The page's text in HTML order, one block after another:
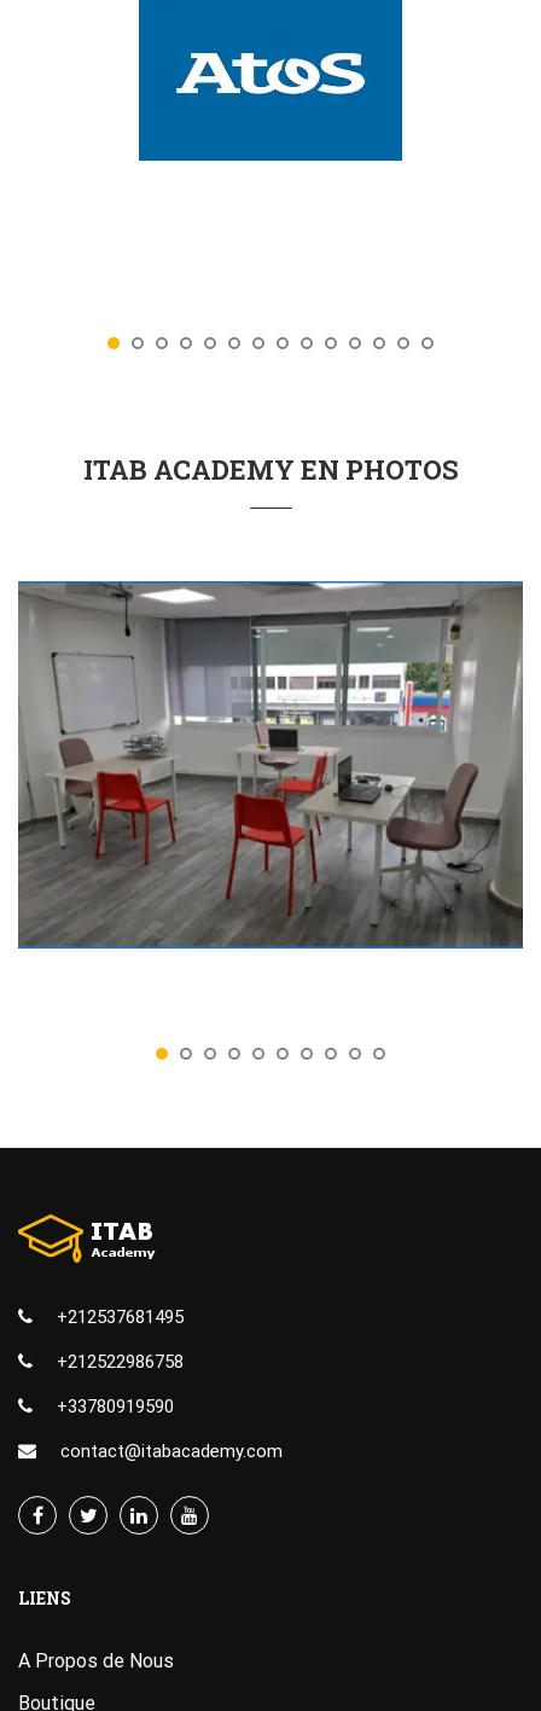
ITAB ACADEMY EN PHOTOS
+212537681495
+212522986758
+33780919590
contact@itabacademy.com
LIENS
A Propos de Nous
Boutique